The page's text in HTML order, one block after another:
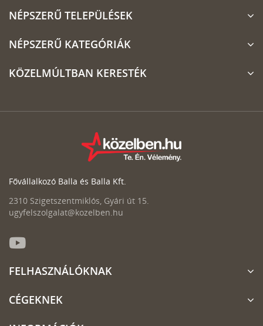
NÉPSZERŰ TELEPÜLÉSEK
NÉPSZERŰ KATEGÓRIÁK
KÖZELMÚLTBAN KERESTÉK
Fővállalkozó Balla és Balla Kft.
2310 Szigetszentmiklós, Gyári út 15.
ugyfelszolgalat@kozelben.hu
FELHASZNÁLÓKNAK
CÉGEKNEK